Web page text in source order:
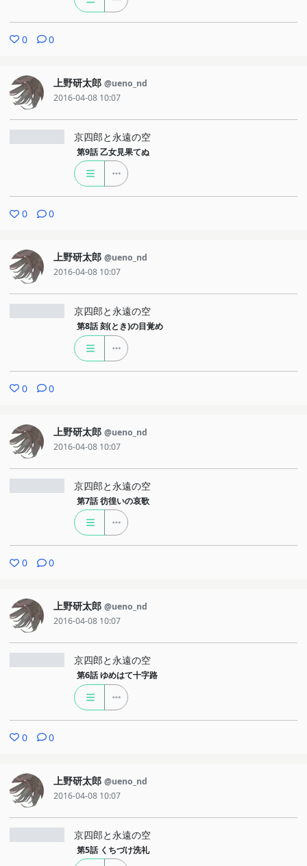
0 0
上野研太郎 @ueno_nd
2016-04-08 10:07
京四郎と永遠の空
第9話 乙女見果てぬ
0 0
上野研太郎 @ueno_nd
2016-04-08 10:07
京四郎と永遠の空
第8話 刻(とき)の目覚め
0 0
上野研太郎 @ueno_nd
2016-04-08 10:07
京四郎と永遠の空
第7話 彷徨いの哀歌
0 0
上野研太郎 @ueno_nd
2016-04-08 10:07
京四郎と永遠の空
第6話 ゆめはて十字路
0 0
上野研太郎 @ueno_nd
2016-04-08 10:07
京四郎と永遠の空
第5話 くちづけ洗礼